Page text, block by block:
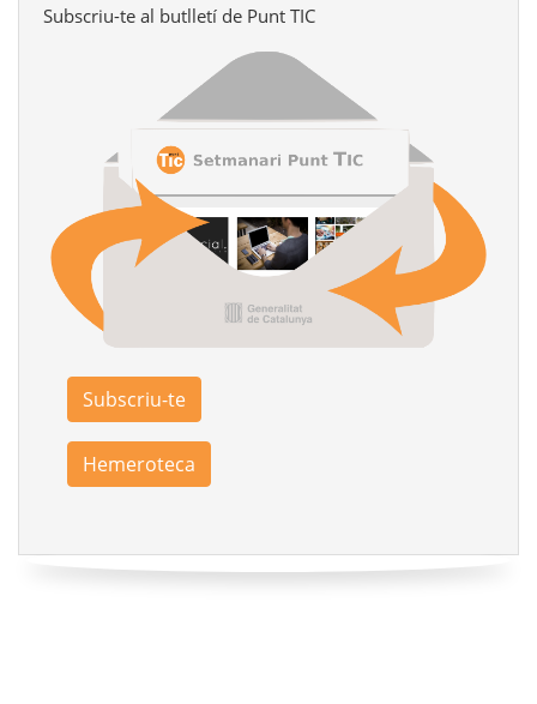
Subscriu-te al butlletí de Punt TIC
Subscriu-te
Hemeroteca